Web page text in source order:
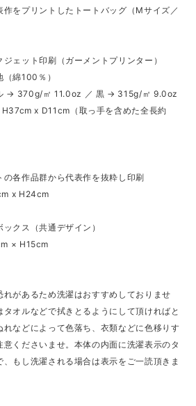
作をプリントしたトートバッグ（Mサイズ／
ジェット印刷（ガーメントプリンター）
（綿100％）
→ 370g/㎡ 11.0oz ／ 黒 → 315g/㎡ 9.0oz
x D11cm（取っ手を含めた全長約
の各作品群から代表作を抜粋し印刷
x H24cm
クス（共通デザイン）
× H15cm
があるため洗濯はおすすめしておりませ
オルなどで拭きとるようにして頂ければと
れなどによって色落ち、衣類などに色移りす
くださいませ。本体の内面に洗濯表示のタ
もし洗濯される場合は表示をご一読頂きま